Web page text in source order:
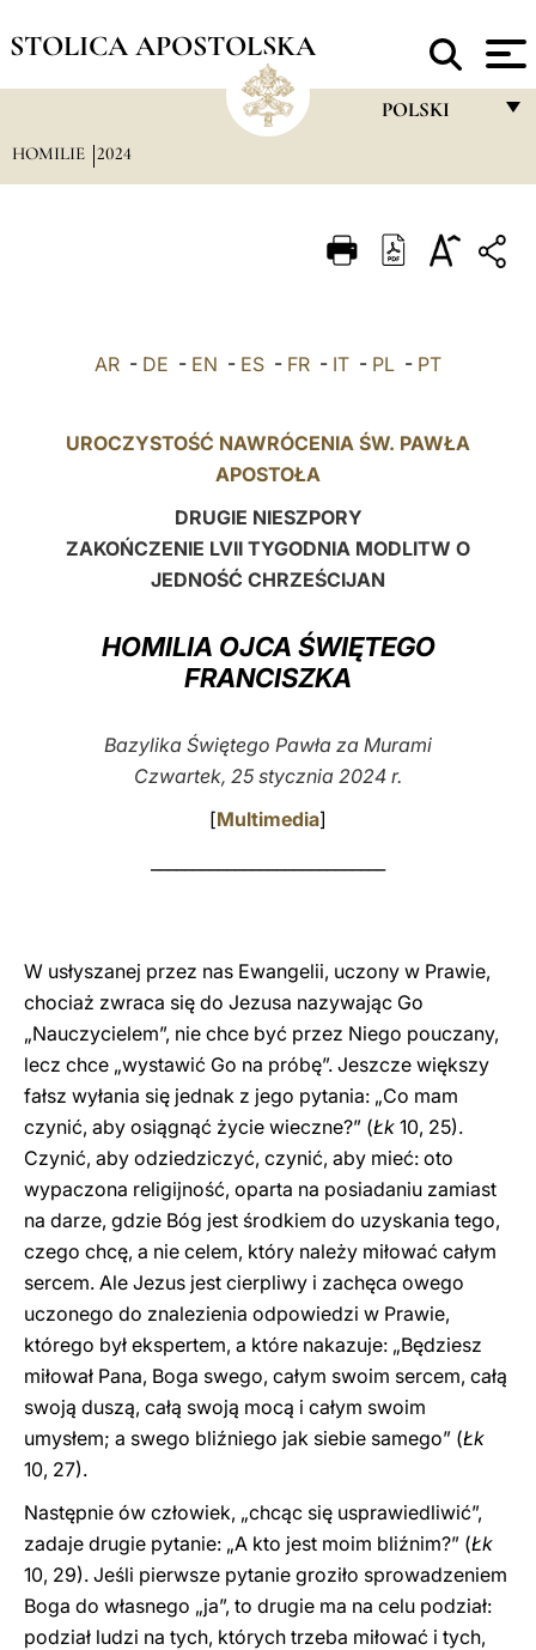
STOLICA APOSTOLSKA
POLSKI
ITALIANO
POLSKI
LATINE
HOMILIE 2024
AR - DE - EN - ES - FR - IT - PL - PT
UROCZYSTOŚĆ NAWRÓCENIA ŚW. PAWŁA
APOSTOŁA
DRUGIE NIESZPORY
ZAKOŃCZENIE LVII TYGODNIA MODLITW O
JEDNOŚĆ CHRZEŚCIJAN
HOMILIA OJCA ŚWIĘTEGO
FRANCISZKA
Bazylika Świętego Pawła za Murami
Czwartek, 25 stycznia 2024 r.
[Multimedia]
W usłyszanej przez nas Ewangelii, uczony w Prawie,
chociaż zwraca się do Jezusa nazywając Go
„Nauczycielem”, nie chce być przez Niego pouczany,
lecz chce „wystawić Go na próbę”. Jeszcze większy
fałsz wyłania się jednak z jego pytania: „Co mam
czynić, aby osiągnąć życie wieczne?” (Łk 10, 25).
Czynić, aby odziedziczyć, czynić, aby mieć: oto
wypaczona religijność, oparta na posiadaniu zamiast
na darze, gdzie Bóg jest środkiem do uzyskania tego,
czego chcę, a nie celem, który należy miłować całym
sercem. Ale Jezus jest cierpliwy i zachęca owego
uczonego do znalezienia odpowiedzi w Prawie,
którego był ekspertem, a które nakazuje: „Będziesz
miłował Pana, Boga swego, całym swoim sercem, całą
swoją duszą, całą swoją mocą i całym swoim
umysłem; a swego bliźniego jak siebie samego” (Łk
10, 27).
Następnie ów człowiek, „chcąc się usprawiedliwić”,
zadaje drugie pytanie: „A kto jest moim bliźnim?” (Łk
10, 29). Jeśli pierwsze pytanie groziło sprowadzeniem
Boga do własnego „ja”, to drugie ma na celu podział:
podział ludzi na tych, których trzeba miłować i tych,